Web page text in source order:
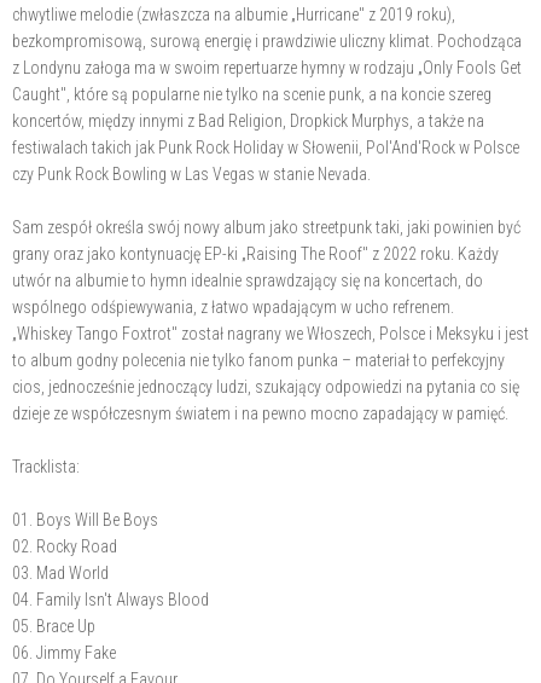
chwytliwe melodie (zwłaszcza na albumie „Hurricane" z 2019 roku),
bezkompromisową, surową energię i prawdziwie uliczny klimat. Pochodząca
z Londynu załoga ma w swoim repertuarze hymny w rodzaju „Only Fools Get
Caught", które są popularne nie tylko na scenie punk, a na koncie szereg
koncertów, między innymi z Bad Religion, Dropkick Murphys, a także na
festiwalach takich jak Punk Rock Holiday w Słowenii, Pol'And'Rock w Polsce
czy Punk Rock Bowling w Las Vegas w stanie Nevada.
Sam zespół określa swój nowy album jako streetpunk taki, jaki powinien być
grany oraz jako kontynuację EP-ki „Raising The Roof" z 2022 roku. Każdy
utwór na albumie to hymn idealnie sprawdzający się na koncertach, do
wspólnego odśpiewywania, z łatwo wpadającym w ucho refrenem.
„Whiskey Tango Foxtrot" został nagrany we Włoszech, Polsce i Meksyku i jest
to album godny polecenia nie tylko fanom punka – materiał to perfekcyjny
cios, jednocześnie jednoczący ludzi, szukający odpowiedzi na pytania co się
dzieje ze współczesnym światem i na pewno mocno zapadający w pamięć.
Tracklista:
01. Boys Will Be Boys
02. Rocky Road
03. Mad World
04. Family Isn't Always Blood
05. Brace Up
06. Jimmy Fake